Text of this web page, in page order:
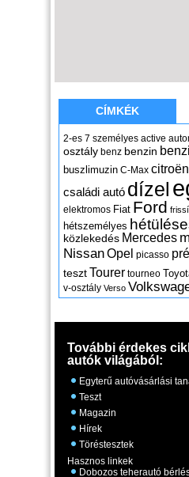
CÍMKÉK
2-es 7 személyes active
osztály benz benzin
buszlimuzin C-Max citroën
családi autó dízel
elektromos Fiat Ford
hétszemélyes
közlekedés Mercedes
NissanOpel picasso
tesztTourer tourneo
v-osztály Verso
További érdekes
autók világából:
Egyterű autóvásárlási
Teszt
Magazin
Hírek
Töréstesztek
Hasznos linkek
Dobozos teherautó